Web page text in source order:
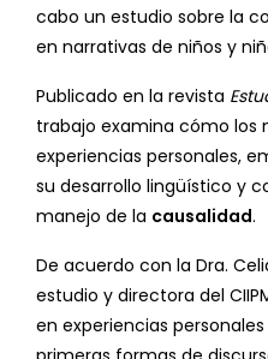
cabo un estudio sobre la
en narrativas de niños y
Publicado en la revista
trabajo examina cómo los
experiencias personales,
su desarrollo lingüístico y
manejo de la causalidad.
De acuerdo con la Dra.
estudio y directora del
en experiencias